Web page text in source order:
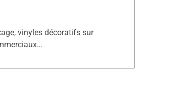
vinyles décoratifs sur